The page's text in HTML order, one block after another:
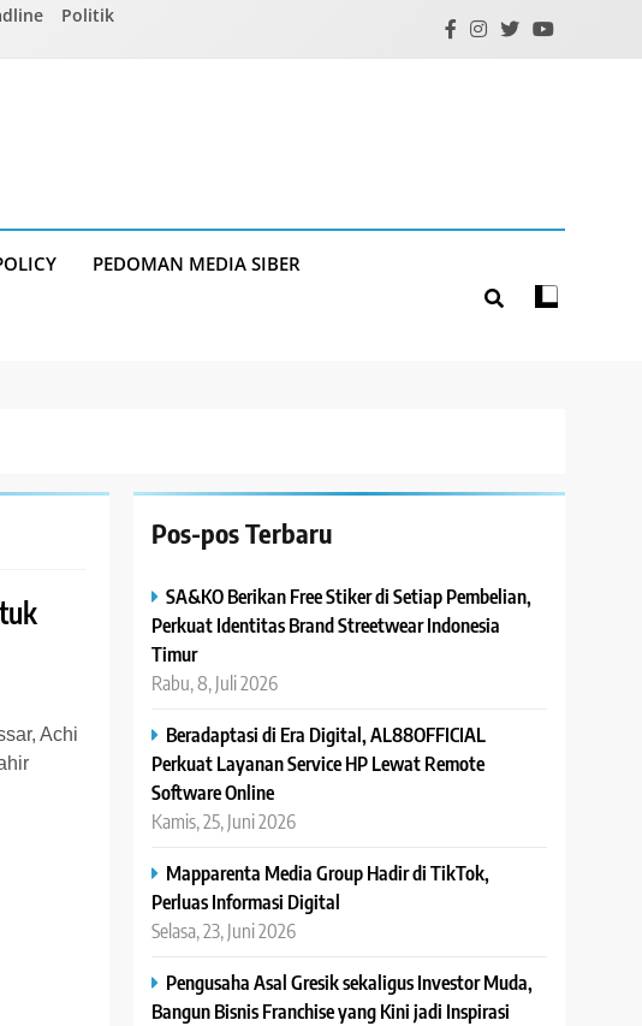
Politik
PEDOMAN MEDIA SIBER
Achi
Pos-pos Terbaru
SA&KO Berikan Free Stiker di Setiap Pembelian,
Perkuat Identitas Brand Streetwear Indonesia
Timur
Rabu, 8, Juli 2026
Beradaptasi di Era Digital, AL88OFFICIAL
Perkuat Layanan Service HP Lewat Remote
Software Online
Kamis, 25, Juni 2026
Mapparenta Media Group Hadir di TikTok,
Perluas Informasi Digital
Selasa, 23, Juni 2026
Pengusaha Asal Gresik sekaligus Investor Muda,
Bangun Bisnis Franchise yang Kini jadi Inspirasi